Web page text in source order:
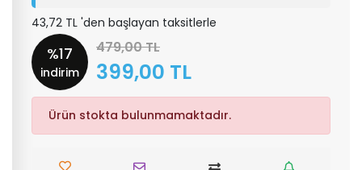
43,72 TL 'den başlayan taksitlerle
%17
indirim
479,00 TL
399,00 TL
Ürün stokta bulunmamaktadır.